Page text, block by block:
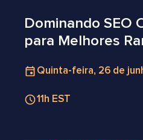
Dominando SEO
para Melhores
Quinta-feira, 26 de
11h EST